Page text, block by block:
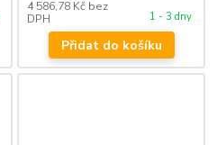
4 586,78 Kč bez
DPH
1 - 3 dny
Přidat do košíku